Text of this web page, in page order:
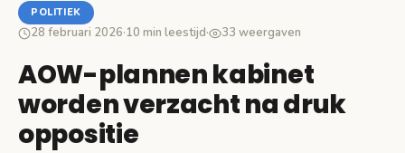
POLITIEK
28 februari 2026·10 min leestijd· 33 weergaven
AOW-plannen kabinet
worden verzacht na druk
oppositie